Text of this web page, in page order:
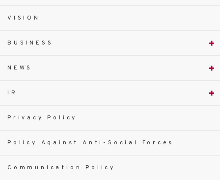
VISION
BUSINESS
NEWS
IR
Privacy Policy
Policy Against Anti-Social Forces
Communication Policy